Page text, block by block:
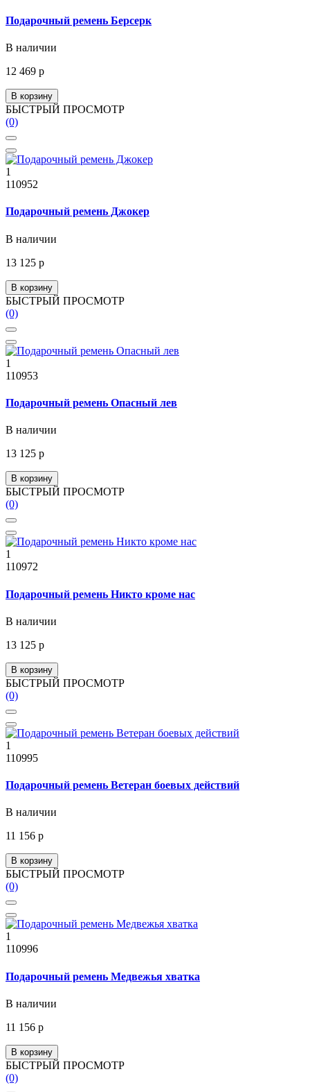
Подарочный ремень Берсерк
В наличии
12 469 р
В корзину
БЫСТРЫЙ ПРОСМОТР
(0)
1
110952
Подарочный ремень Джокер
В наличии
13 125 р
В корзину
БЫСТРЫЙ ПРОСМОТР
(0)
1
110953
Подарочный ремень Опасный лев
В наличии
13 125 р
В корзину
БЫСТРЫЙ ПРОСМОТР
(0)
1
110972
Подарочный ремень Никто кроме нас
В наличии
13 125 р
В корзину
БЫСТРЫЙ ПРОСМОТР
(0)
1
110995
Подарочный ремень Ветеран боевых действий
В наличии
11 156 р
В корзину
БЫСТРЫЙ ПРОСМОТР
(0)
1
110996
Подарочный ремень Медвежья хватка
В наличии
11 156 р
В корзину
БЫСТРЫЙ ПРОСМОТР
(0)